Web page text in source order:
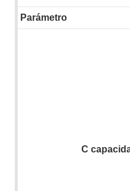
Parámetro
C